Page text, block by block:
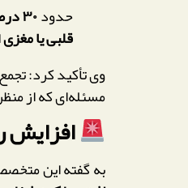
حدود۳۰ درصد جمعیت ایران
قلبی یا مغزی
وی تأکید کرد:
مسئله‌ای که از
به گفته این